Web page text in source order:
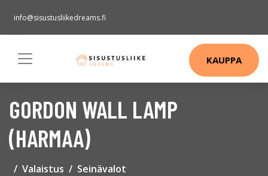
info@sisustusliikedreams.fi
KAUPPA
GORDON WALL LAMP
(HARMAA)
Valaistus Seinävalot